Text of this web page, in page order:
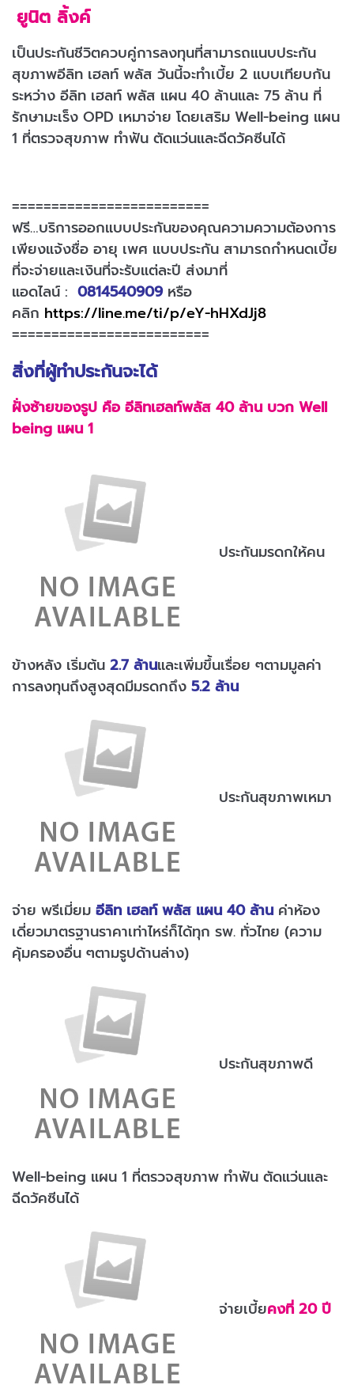
ยูนิต ลิ้งค์
เป็นประกันชีวิตควบคู่การลงทุนที่สามารถแนบประกัน
สุขภาพอีลิท เฮลท์ พลัส วันนี้จะทำเบี้ย 2 แบบเทียบกัน
ระหว่าง อีลิท เฮลท์ พลัส แผน 40 ล้านและ 75 ล้าน ที่
รักษามะเร็ง OPD เหมาจ่าย โดยเสริม Well-being แผน
1 ที่ตรวจสุขภาพ ทำฟัน ตัดแว่นและฉีดวัคซีนได้
=========================
ฟรี…บริการออกแบบประกันของคุณความความต้องการ
เพียงแจ้งชื่อ อายุ เพศ แบบประกัน สามารถกำหนดเบี้ย
ที่จะจ่ายและเงินที่จะรับแต่ละปี ส่งมาที่
แอดไลน์ : 0814540909 หรือ
คลิก https://line.me/ti/p/eY-hHXdJj8
=========================
สิ่งที่ผู้ทำประกันจะได้
ฝั่งซ้ายของรูป คือ อีลิทเฮลท์พลัส 40 ล้าน บวก Well
being แผน 1
ประกันมรดกให้คน
ข้างหลัง เริ่มต้น 2.7 ล้านและเพิ่มขึ้นเรื่อย ๆตามมูลค่า
การลงทุนถึงสูงสุดมีมรดกถึง 5.2 ล้าน
ประกันสุขภาพเหมา
จ่าย พรีเมี่ยม อีลิท เฮลท์ พลัส แผน 40 ล้าน ค่าห้อง
เดี่ยวมาตรฐานราคาเท่าไหร่ก็ได้ทุก รพ. ทั่วไทย (ความ
คุ้มครองอื่น ๆตามรูปด้านล่าง)
ประกันสุขภาพดี
Well-being แผน 1 ที่ตรวจสุขภาพ ทำฟัน ตัดแว่นและ
ฉีดวัคซีนได้
จ่ายเบี้ยคงที่ 20 ปี